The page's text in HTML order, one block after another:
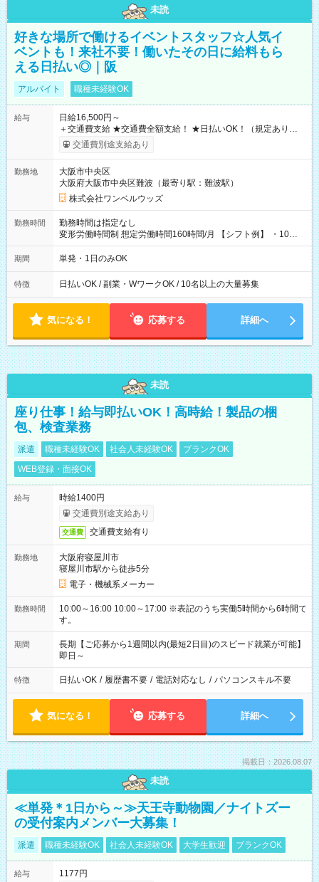
未読
好きな場所で働けるイベントスタッフ☆人気イ
ベントも！来社不要！働いたその日に給料もら
える日払い◎｜阪
アルバイト 職種未経験OK
給与
日給16,500円～
＋交通費支給 ★交通費全額支給！ ★日払いOK！（規定あり） ┗
働いたその日に現金GET♪ お仕事後はコンビニATMから 日払
交通費別途支給あり
勤務地
大阪市中央区
大阪府大阪市中央区難波（最寄り駅：難波駅）
株式会社ワンベルウッズ
勤務時間
勤務時間は指定なし
変形労働時間制 想定労働時間160時間/月 【シフト例】 ・10：
00～20：00
期間 単発・1日のみOK
特徴 日払いOK / 副業・WワークOK / 10名以上の大量募集
気になる！ 応募する 詳細へ
未読
座り仕事！給与即払いOK！高時給！製品の梱
包、検査業務
派遣 職種未経験OK 社会人未経験OK
ブランクOK
WEB登録・面接OK
給与
時給1400円
交通費別途支給あり
交通費 交通費支給有り
勤務地
大阪府寝屋川市
寝屋川市駅から徒歩5分
電子・機械系メーカー
勤務時間
10:00～16:00 10:00～17:00 ※表記のうち実働5時間から6時間で
す。
期間
長期【ご応募から1週間以内(最短2日目)のスピード就業が可能】
即日～
特徴 日払いOK / 履歴書不要 / 電話対応なし / パソコンスキル不要
気になる！ 応募する 詳細へ
掲載日：2026.08.07
未読
≪単発＊1日から～≫天王寺動物園／ナイトズー
の受付案内メンバー大募集！
派遣 職種未経験OK 社会人未経験OK 大学生歓迎 ブランクOK
給与
1177円